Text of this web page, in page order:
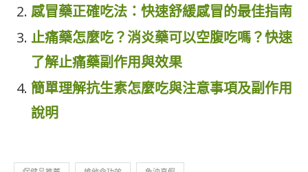
感冒藥正確吃法：快速舒緩感冒的最佳指南
止痛藥怎麼吃？消炎藥可以空腹吃嗎？快速
了解止痛藥副作用與效果
簡單理解抗生素怎麼吃與注意事項及副作用
說明